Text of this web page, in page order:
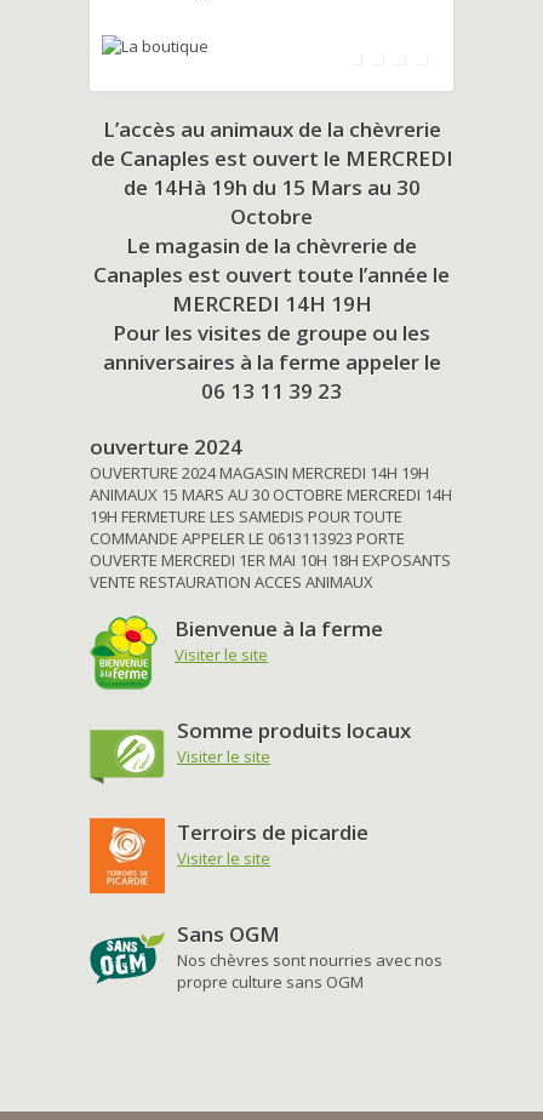
L’accès au animaux de la chèvrerie
de Canaples est ouvert le MERCREDI
de 14Hà 19h du 15 Mars au 30
Octobre
Le magasin de la chèvrerie de
Canaples est ouvert toute l’année le
MERCREDI 14H 19H
Pour les visites de groupe ou les
anniversaires à la ferme appeler le
06 13 11 39 23
ouverture 2024
OUVERTURE 2024 MAGASIN MERCREDI 14H 19H
ANIMAUX 15 MARS AU 30 OCTOBRE MERCREDI 14H
19H FERMETURE LES SAMEDIS POUR TOUTE
COMMANDE APPELER LE 0613113923 PORTE
OUVERTE MERCREDI 1ER MAI 10H 18H EXPOSANTS
VENTE RESTAURATION ACCES ANIMAUX
Bienvenue à la ferme
Visiter le site
Somme produits locaux
Visiter le site
Terroirs de picardie
Visiter le site
Sans OGM
Nos chèvres sont nourries avec nos
propre culture sans OGM